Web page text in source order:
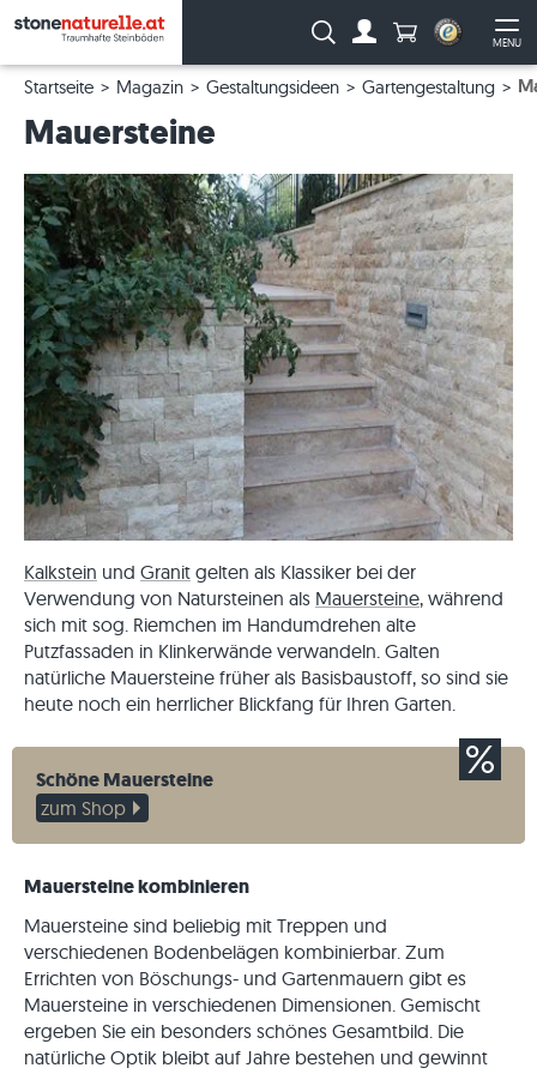
MENU
Suche: Anzahl
Startseite Magazin Gestaltungsideen Gartengestaltung
Mauersteine
Kalkstein und Granit gelten als Klassiker bei der
Verwendung von Natursteinen als Mauersteine, während
sich mit sog. Riemchen im Handumdrehen alte
Putzfassaden in Klinkerwände verwandeln. Galten
natürliche Mauersteine früher als Basisbaustoff, so sind sie
heute noch ein herrlicher Blickfang für Ihren Garten.
Schöne Mauersteine
zum Shop
Mauersteine kombinieren
Mauersteine sind beliebig mit Treppen und
verschiedenen Bodenbelägen kombinierbar. Zum
Errichten von Böschungs- und Gartenmauern gibt es
Mauersteine in verschiedenen Dimensionen. Gemischt
ergeben Sie ein besonders schönes Gesamtbild. Die
natürliche Optik bleibt auf Jahre bestehen und gewinnt